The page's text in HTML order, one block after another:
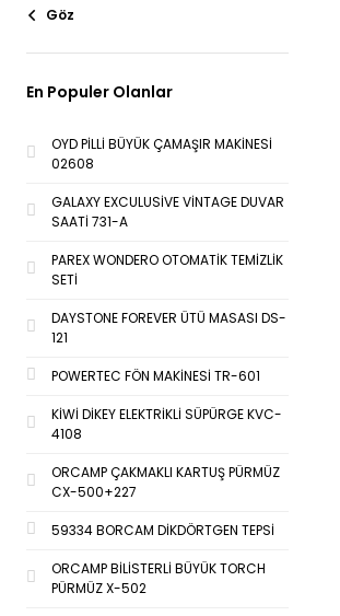
Göz
En Populer Olanlar
OYD PİLLİ BÜYÜK ÇAMAŞIR MAKİNESİ
02608
GALAXY EXCULUSİVE VİNTAGE DUVAR
SAATİ 731-A
PAREX WONDERO OTOMATİK TEMİZLİK
SETİ
DAYSTONE FOREVER ÜTÜ MASASI DS-
121
POWERTEC FÖN MAKİNESİ TR-601
KİWİ DİKEY ELEKTRİKLİ SÜPÜRGE KVC-
4108
ORCAMP ÇAKMAKLI KARTUŞ PÜRMÜZ
CX-500+227
59334 BORCAM DİKDÖRTGEN TEPSİ
ORCAMP BİLİSTERLİ BÜYÜK TORCH
PÜRMÜZ X-502